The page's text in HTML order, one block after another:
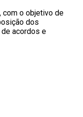
com o objetivo de
dos
acordos e